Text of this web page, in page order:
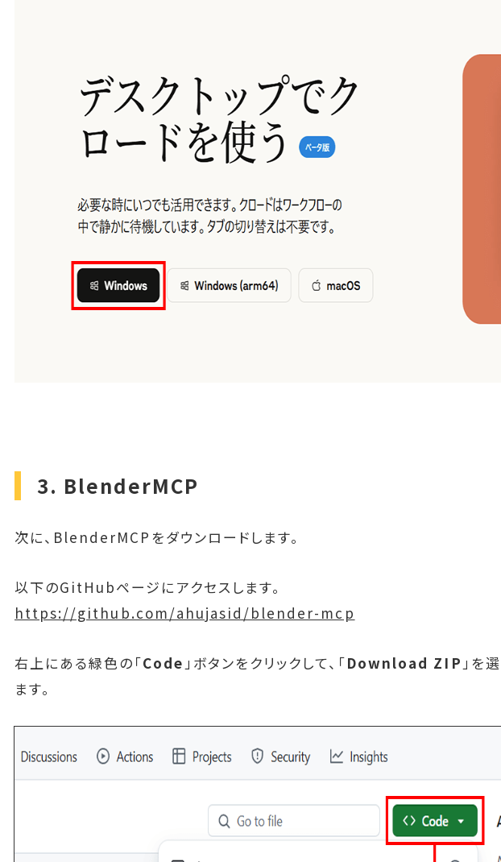
3. BlenderMCP
次に、BlenderMCPをダウンロードします。
以下のGitHubページにアクセスします。
https://github.com/ahujasid/blender-mcp
右上にある緑色の「Code 」ボタンをクリックして、「Download ZIP 」を
ます。